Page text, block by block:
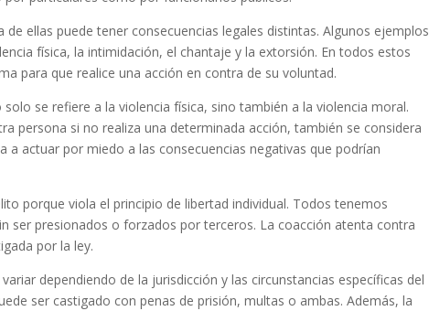
ellas puede tener consecuencias legales distintas. Algunos ejemplos
física, la intimidación, el chantaje y la extorsión. En todos estos
para que realice una acción en contra de su voluntad.
se refiere a la violencia física, sino también a la violencia moral.
persona si no realiza una determinada acción, también se considera
a actuar por miedo a las consecuencias negativas que podrían
porque viola el principio de libertad individual. Todos tenemos
ser presionados o forzados por terceros. La coacción atenta contra
por la ley.
dependiendo de la jurisdicción y las circunstancias específicas del
ser castigado con penas de prisión, multas o ambas. Además, la